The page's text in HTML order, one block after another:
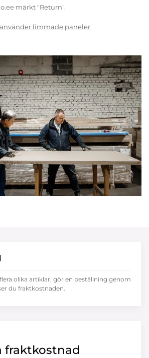
märkt "Return".
limmade paneler
fraktkostnad
olika artiklar, gör en beställning genom
du fraktkostnaden.